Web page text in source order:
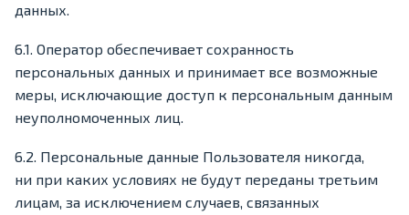
данных.
6.1. Оператор обеспечивает сохранность
персональных данных и принимает все возможные
меры, исключающие доступ к персональным данным
неуполномоченных лиц.
6.2. Персональные данные Пользователя никогда,
ни при каких условиях не будут переданы третьим
лицам, за исключением случаев, связанных